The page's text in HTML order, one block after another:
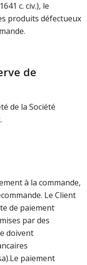
c. civ.), le
produits défectueux
de
de la Société
à la commande,
Le Client
de paiement
par des
doivent
paiement